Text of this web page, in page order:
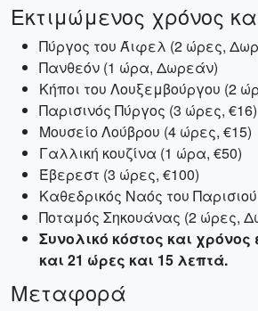
Εκτιμώμενος χρόνος
Πύργος του Άιφελ (2 ώρες,
Πανθεόν (1 ώρα, Δωρεάν)
Κήποι του Λουξεμβούργου (2
Παρισινός Πύργος (3 ώρες, €16)
Μουσείο Λούβρου (4 ώρες, €15)
Γαλλική κουζίνα (1 ώρα, €50)
Έβερεστ (3 ώρες, €100)
Καθεδρικός Ναός του
Ποταμός Σηκουάνας (2 ώρες,
Συνολικό κόστος και χρόνος
και 21 ώρες και 15 λεπτά.
Μεταφορά